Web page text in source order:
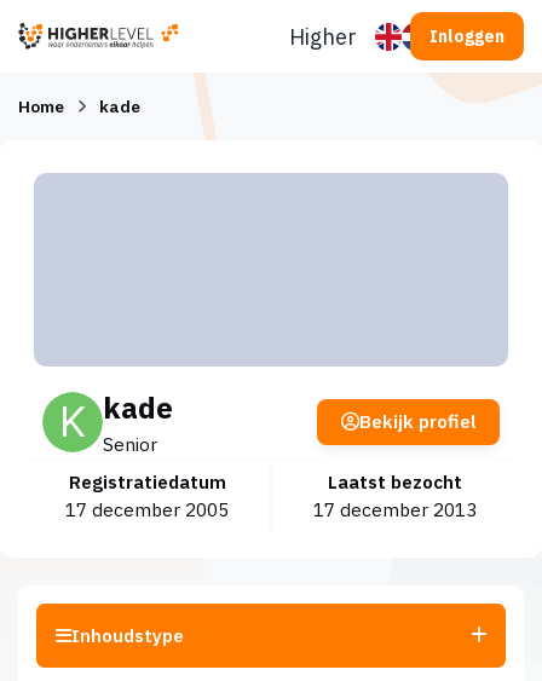
Higherlevel Inloggen
Home kade
kade
Senior
Registratiedatum
17 december 2005
Laatst bezocht
17 december 2013
Bekijk profiel
Inhoudstype